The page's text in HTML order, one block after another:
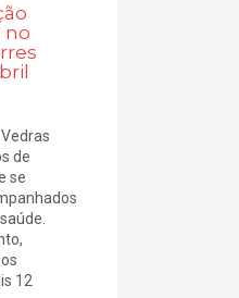
no
de
se
12